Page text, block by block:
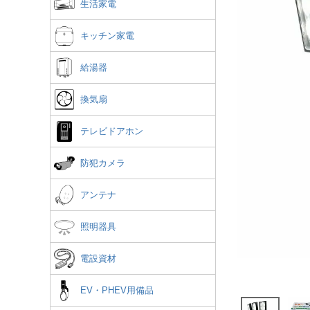
生活家電
キッチン家電
給湯器
換気扇
テレビドアホン
防犯カメラ
アンテナ
照明器具
電設資材
EV・PHEV用備品